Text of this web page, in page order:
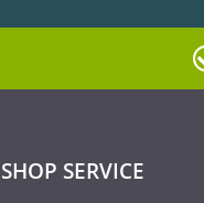
SHOP SERVICE